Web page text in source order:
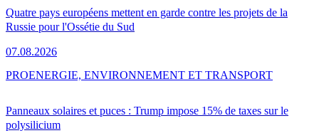
Quatre pays européens mettent en garde contre les projets de la
Russie pour l'Ossétie du Sud
07.08.2026
Panneaux solaires et puces : Trump impose 15% de taxes sur le
polysilicium
PROENERGIE, ENVIRONNEMENT ET TRANSPORT